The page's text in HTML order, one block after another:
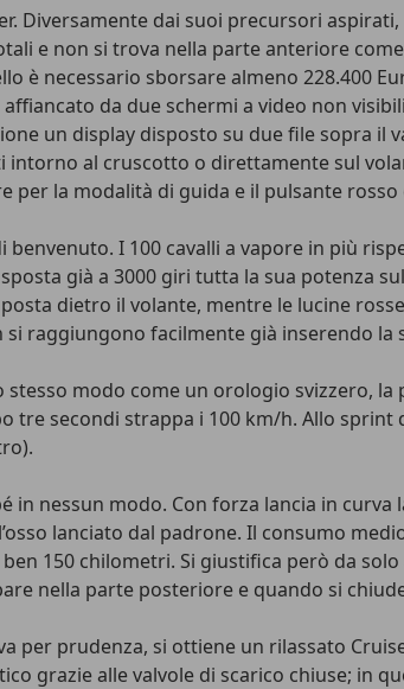
Diversamente dai suoi precursori
e non si trova nella parte anteriore
è necessario sborsare almeno 228.400
da due schermi a video non
un display disposto su due file sopra
al cruscotto o direttamente sul
la modalità di guida e il pulsante
I 100 cavalli a vapore in più
già a 3000 giri tutta la sua potenza
dietro il volante, mentre le lucine
raggiungono facilmente già inserendo la
modo come un orologio svizzero,
tre secondi strappa i 100 km/h. Allo
in nessun modo. Con forza lancia in
lanciato dal padrone. Il consumo
150 chilometri. Si giustifica però da
nella parte posteriore e quando si
prudenza, si ottiene un rilassato
grazie alle valvole di scarico chiuse; in